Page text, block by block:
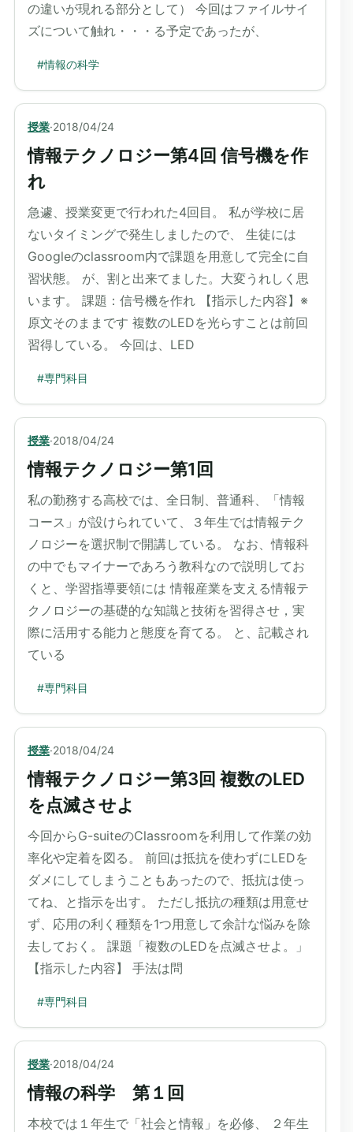
の違いが現れる部分として） 今回はファイルサイ
ズについて触れ・・・る予定であったが、
#情報の科学
授業·2018/04/24
情報テクノロジー第4回 信号機を作
れ
急遽、授業変更で行われた4回目。 私が学校に居
ないタイミングで発生しましたので、 生徒には
Googleのclassroom内で課題を用意して完全に自
習状態。 が、割と出来てました。大変うれしく思
います。 課題：信号機を作れ 【指示した内容】※
原文そのままです 複数のLEDを光らすことは前回
習得している。 今回は、LED
#専門科目
授業·2018/04/24
情報テクノロジー第1回
私の勤務する高校では、全日制、普通科、「情報
コース」が設けられていて、３年生では情報テク
ノロジーを選択制で開講している。 なお、情報科
の中でもマイナーであろう教科なので説明してお
くと、学習指導要領には 情報産業を支える情報テ
クノロジーの基礎的な知識と技術を習得させ，実
際に活用する能力と態度を育てる。 と、記載され
ている
#専門科目
授業·2018/04/24
情報テクノロジー第3回 複数のLED
を点滅させよ
今回からG-suiteのClassroomを利用して作業の効
率化や定着を図る。 前回は抵抗を使わずにLEDを
ダメにしてしまうこともあったので、抵抗は使っ
てね、と指示を出す。 ただし抵抗の種類は用意せ
ず、応用の利く種類を1つ用意して余計な悩みを除
去しておく。 課題「複数のLEDを点滅させよ。」
【指示した内容】 手法は問
#専門科目
授業·2018/04/24
情報の科学 第１回
本校では１年生で「社会と情報」を必修、 ２年生